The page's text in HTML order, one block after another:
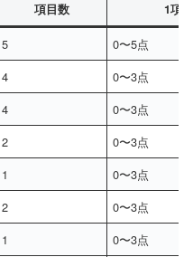
項目数 1項
5 0〜5点
4 0〜3点
4 0〜3点
2 0〜3点
1 0〜3点
2 0〜3点
1 0〜3点